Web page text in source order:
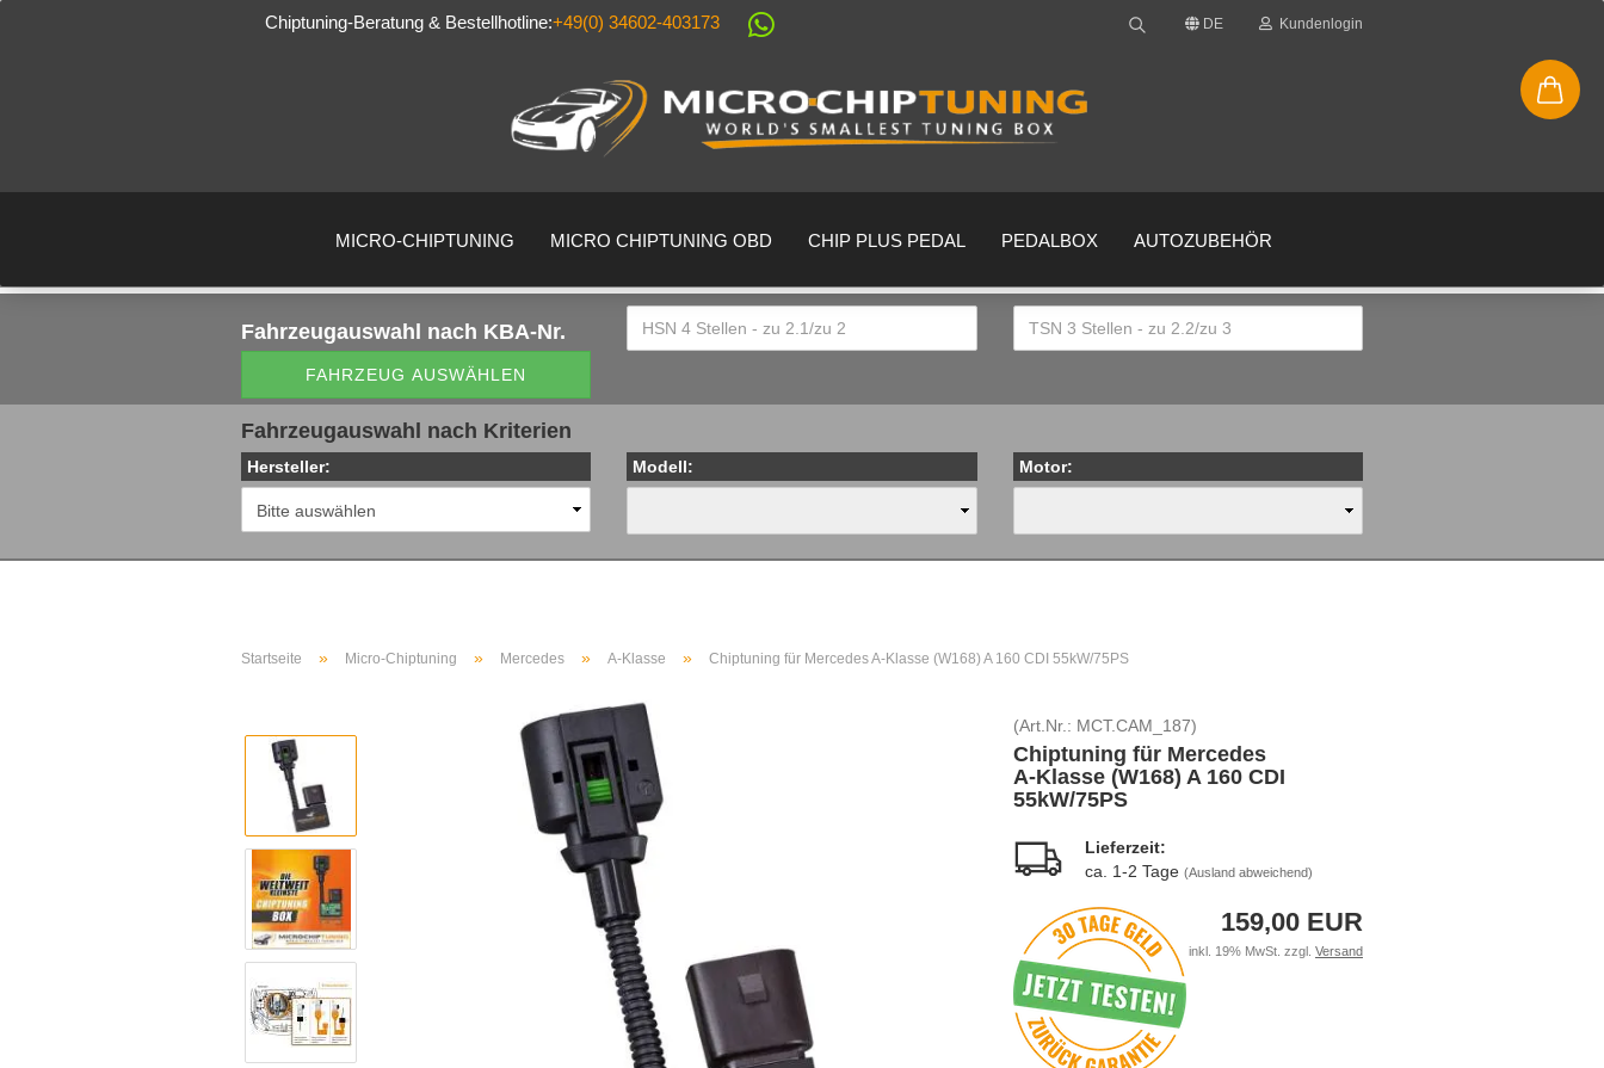
Chiptuning-Beratung & Bestellhotline:+49(0) 34602-403173 DE
Sprache auswählen
Kundenlogin
MICRO-CHIPTUNING MICRO CHIPTUNING OBD CHIP PLUS PEDAL PEDALBOX AUTOZUBEHÖR
Fahrzeugauswahl nach KBA-Nr.
FAHRZEUG AUSWÄHLEN
Fahrzeugauswahl nach Kriterien
Hersteller: Modell: Motor:
Startseite » Micro-Chiptuning » Mercedes » A-Klasse » Chiptuning für Mercedes A-Klasse (W168) A 160 CDI 55kW/75PS
(Art.Nr.: MCT.CAM_187)
Chiptuning für Mercedes
A-Klasse (W168) A 160 CDI
55kW/75PS
Lieferzeit:
ca. 1-2 Tage (Ausland abweichend)
159,00 EUR
inkl. 19% MwSt. zzgl. Versand